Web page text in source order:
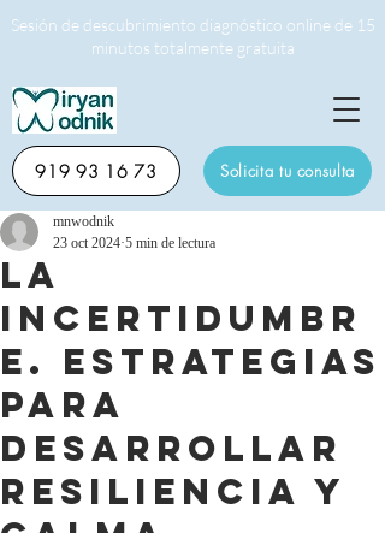
Solicita tu consulta
919 93 16 73
Sesión de descubrimiento diagnóstico online de 15
minutos totalmente gratuita
La
incertidumbr
e. Estrategias
para
desarrollar
resiliencia y
mnwodnik
23 oct 2024 5 min de lectura